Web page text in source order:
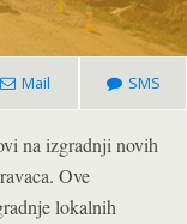
Mail SMS
na izgradnji novih
Ove
lokalnih